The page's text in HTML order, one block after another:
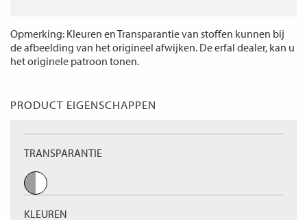
Opmerking: Kleuren en Transparantie van stoffen kunnen bij
de afbeelding van het origineel afwijken. De erfal dealer, kan u
het originele patroon tonen.
PRODUCT EIGENSCHAPPEN
TRANSPARANTIE
KLEUREN